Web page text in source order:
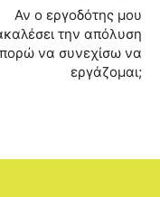
Αν ο εργοδότης μου
την απόλυση
να συνεχίσω να
εργάζομαι;